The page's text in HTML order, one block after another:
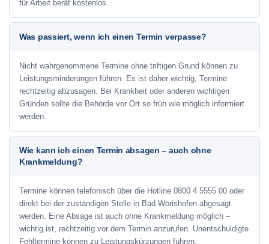
für Arbeit berät kostenlos.
Was passiert, wenn ich einen Termin verpasse?
Nicht wahrgenommene Termine ohne triftigen Grund können zu
Leistungsminderungen führen. Es ist daher wichtig, Termine
rechtzeitig abzusagen. Bei Krankheit oder anderen wichtigen
Gründen sollte die Behörde vor Ort so früh wie möglich informiert
werden.
Wie kann ich einen Termin absagen – auch ohne
Krankmeldung?
Termine können telefonisch über die Hotline 0800 4 5555 00 oder
direkt bei der zuständigen Stelle in Bad Wörishofen abgesagt
werden. Eine Absage ist auch ohne Krankmeldung möglich –
wichtig ist, rechtzeitig vor dem Termin anzurufen. Unentschuldigte
Fehltermine können zu Leistungskürzungen führen.